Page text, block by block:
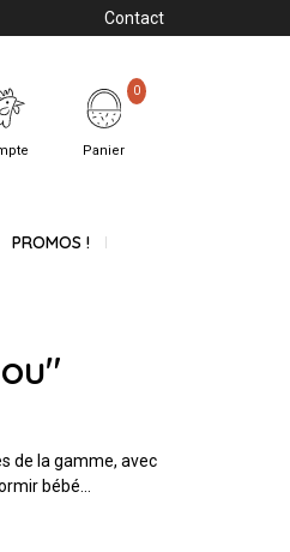
Contact
Panier
0
PROMOS !
de la gamme, avec
bébé…